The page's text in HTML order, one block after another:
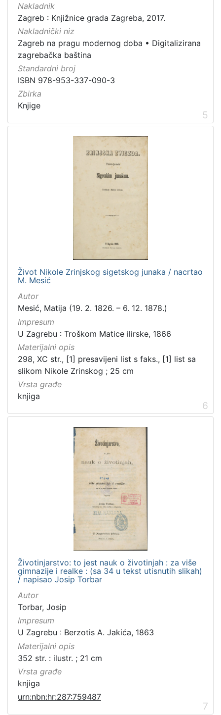
Nakladnik
Zagreb : Knjižnice grada Zagreba, 2017.
Nakladnički niz
Zagreb na pragu modernog doba • Digitalizirana
zagrebačka baština
Standardni broj
ISBN 978-953-337-090-3
Zbirka
Knjige
5
Život Nikole Zrinjskog sigetskog junaka / nacrtao
M. Mesić
Autor
Mesić, Matija (19. 2. 1826. – 6. 12. 1878.)
Impresum
U Zagrebu : Troškom Matice ilirske, 1866
Materijalni opis
298, XC str., [1] presavijeni list s faks., [1] list sa
slikom Nikole Zrinskog ; 25 cm
Vrsta građe
knjiga
6
Životinjarstvo: to jest nauk o životinjah : za više
gimnazije i realke : (sa 34 u tekst utisnutih slikah)
/ napisao Josip Torbar
Autor
Torbar, Josip
Impresum
U Zagrebu : Berzotis A. Jakića, 1863
Materijalni opis
352 str. : ilustr. ; 21 cm
Vrsta građe
knjiga
urn:nbn:hr:287:759487
7